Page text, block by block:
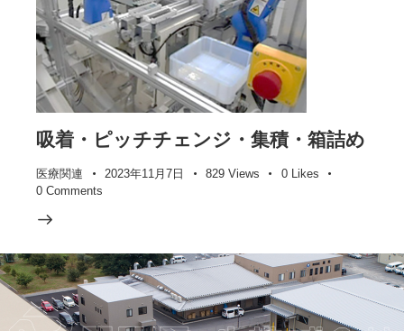
吸着・ピッチチェンジ・集積・箱詰め
医療関連 2023年11月7日 829 Views 0 Likes
0 Comments